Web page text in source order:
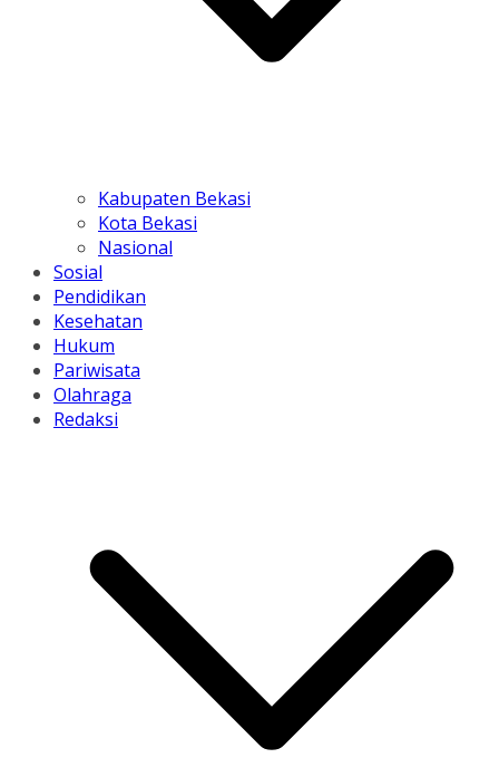
Kabupaten Bekasi
Kota Bekasi
Nasional
Sosial
Pendidikan
Kesehatan
Hukum
Pariwisata
Olahraga
Redaksi